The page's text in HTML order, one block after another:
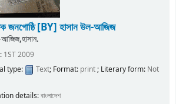
জনগোষ্ঠি[BY] হাসান উল-আজিজ
1ST 2009
type:
Text; Format: print; Literary form: Not
details:বাংলাদেশ